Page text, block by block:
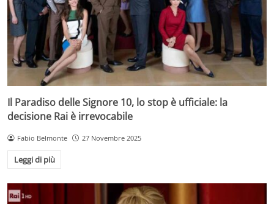
Il Paradiso delle Signore 10, lo stop è ufficiale: la
decisione Rai è irrevocabile
Fabio Belmonte 27 Novembre 2025
Leggi di più